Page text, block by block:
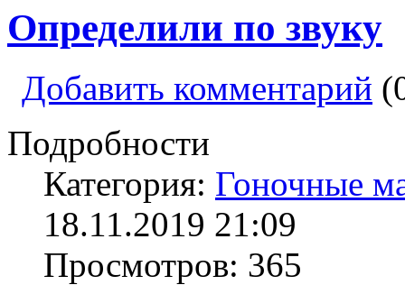
Определили по звуку
Добавить комментарий
Подробности
Категория: Гоночные
18.11.2019 21:09
Просмотров: 365